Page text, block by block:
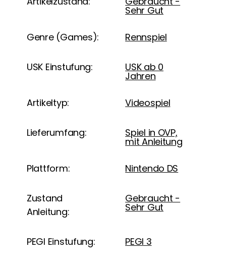
Sehr Gut
Genre (Games): Rennspiel
USK Einstufung: USK ab 0
Jahren
Artikeltyp: Videospiel
Lieferumfang: Spiel in OVP,
mit Anleitung
Plattform: Nintendo DS
Zustand
Anleitung:
Gebraucht -
Sehr Gut
PEGI Einstufung: PEGI 3